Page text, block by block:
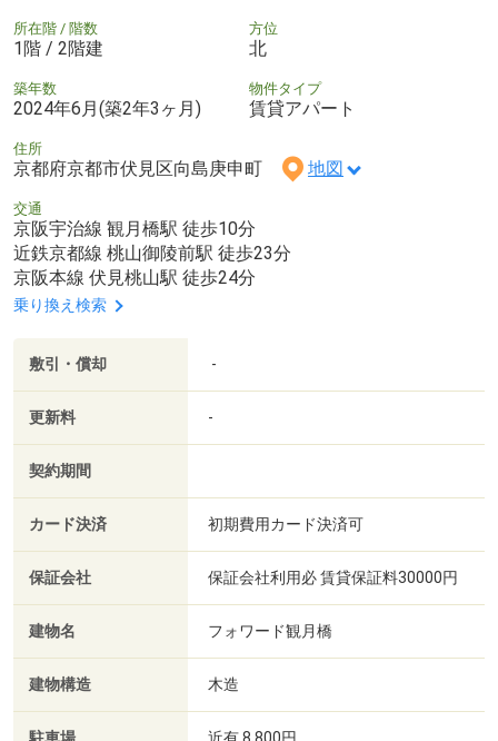
所在階 / 階数
1階 / 2階建
方位
北
築年数
2024年6月(築2年3ヶ月)
物件タイプ
賃貸アパート
住所
京都府京都市伏見区向島庚申町 地図
交通
京阪宇治線 観月橋駅 徒歩10分
近鉄京都線 桃山御陵前駅 徒歩23分
京阪本線 伏見桃山駅 徒歩24分
乗り換え検索
敷引・償却 -
更新料 -
契約期間
カード決済 初期費用カード決済可
保証会社 保証会社利用必 賃貸保証料30000円
建物名 フォワード観月橋
建物構造 木造
近有 8,800円